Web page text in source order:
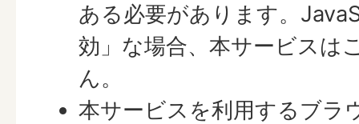
ある必要があります。
効」な場合、本サービスは
ん。
本サービスを利用するブラ